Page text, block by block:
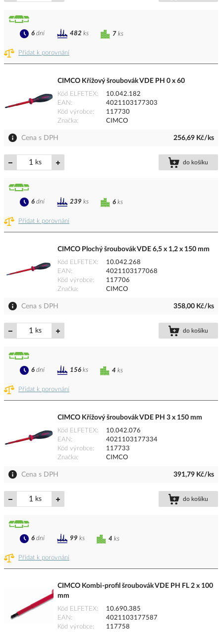
Přidat k porovnání
7 ks
6 dní 482 ks
CIMCO Křížový šroubovák VDE PH 0 x 60
Kód ELFETEX
10.042.182
EAN
4021103177303
Kód výrobce
117730
Značka
CIMCO
Cena s DPH 256,69 Kč/ks
ks do košíku
Přidat k porovnání
6 ks
6 dní 239 ks
CIMCO Plochý šroubovák VDE 6,5 x 1,2 x 150 mm
Kód ELFETEX
10.042.268
EAN
4021103177068
Kód výrobce
117706
Značka
CIMCO
Cena s DPH 358,00 Kč/ks
ks do košíku
Přidat k porovnání
4 ks
6 dní 156 ks
CIMCO Křížový šroubovák VDE PH 3 x 150 mm
Kód ELFETEX
10.042.076
EAN
4021103177334
Kód výrobce
117733
Značka
CIMCO
Cena s DPH 391,79 Kč/ks
ks do košíku
Přidat k porovnání
4 ks
6 dní 99 ks
CIMCO Kombi-profil šroubovák VDE PH FL 2 x 100
mm
Kód ELFETEX
10.690.385
EAN
4021103177587
Kód výrobce
117758